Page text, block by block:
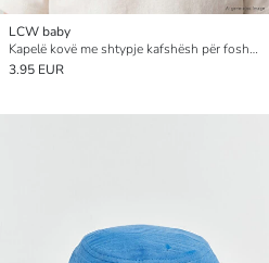
LCW baby
Kapelë kovë me shtypje kafshësh për foshnja djem
3.95 EUR